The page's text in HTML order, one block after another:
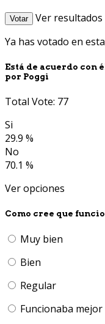
Votar
Ver resultados
Ya has votado en
Está de acuerdo con
por Poggi
Total Vote: 77
Si
29.9 %
No
70.1 %
Ver opciones
Como cree que
Muy bien
Bien
Regular
Funcionaba